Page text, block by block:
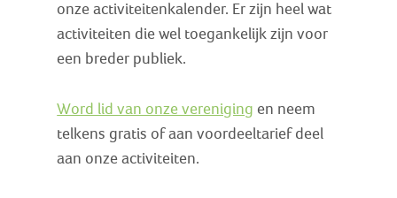
onze activiteitenkalender. Er zijn heel wat
activiteiten die wel toegankelijk zijn voor
een breder publiek.
Word lid van onze vereniging en neem
telkens gratis of aan voordeeltarief deel
aan onze activiteiten.